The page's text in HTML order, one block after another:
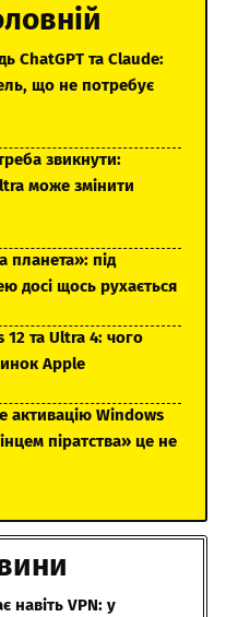
ChatGPT та Claude:
що не потребує
звикнути:
може змінити
планета»: під
досі щось рухається
та Ultra 4: чого
Apple
активацію Windows
піратства» це не
навіть VPN: у